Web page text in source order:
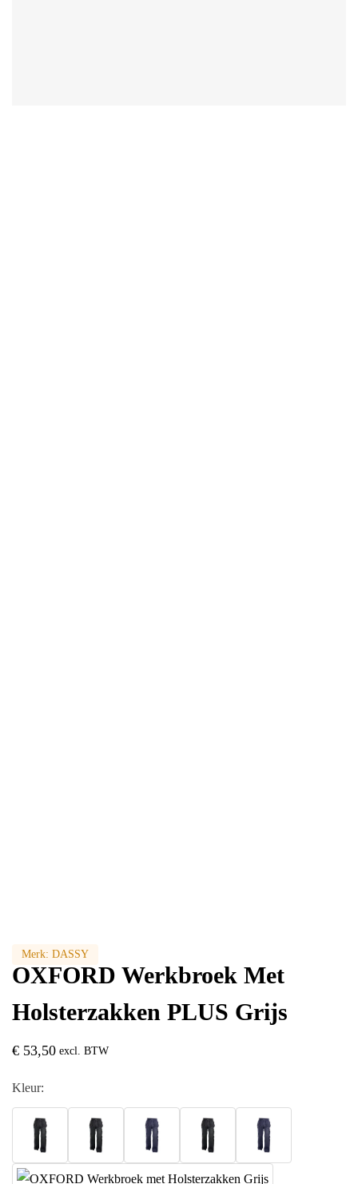
Merk: DASSY
OXFORD Werkbroek Met
Holsterzakken PLUS Grijs
€ 53,50 excl. BTW
Kleur: